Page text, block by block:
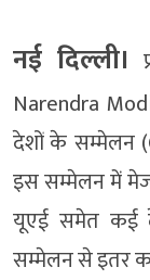
नई दिल्ली।
Narendra
देशों के सम्मेलन
इस सम्मेलन में
यूएई समेत कई
सम्मेलन से इतर